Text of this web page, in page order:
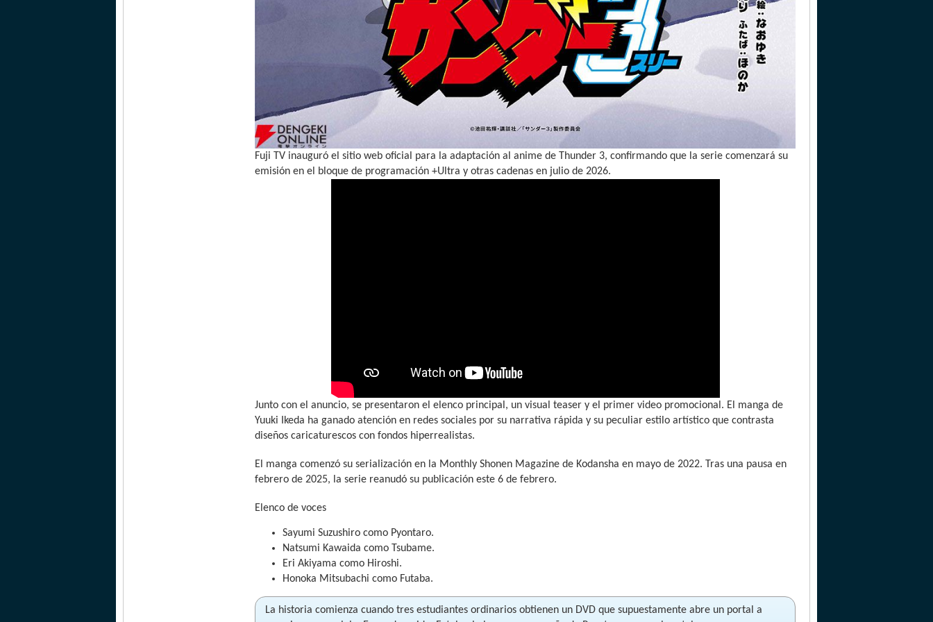
Fuji TV inauguró el sitio web oficial para la adaptación al anime de Thunder 3, confirmando que la serie comenzará su
emisión en el bloque de programación +Ultra y otras cadenas en julio de 2026.
Junto con el anuncio, se presentaron el elenco principal, un visual teaser y el primer video promocional. El manga de
Yuuki Ikeda ha ganado atención en redes sociales por su narrativa rápida y su peculiar estilo artístico que contrasta
diseños caricaturescos con fondos hiperrealistas.
El manga comenzó su serialización en la Monthly Shonen Magazine de Kodansha en mayo de 2022. Tras una pausa en
febrero de 2025, la serie reanudó su publicación este 6 de febrero.
Elenco de voces
Sayumi Suzushiro como Pyontaro.
Natsumi Kawaida como Tsubame.
Eri Akiyama como Hiroshi.
Honoka Mitsubachi como Futaba.
La historia comienza cuando tres estudiantes ordinarios obtienen un DVD que supuestamente abre un portal a